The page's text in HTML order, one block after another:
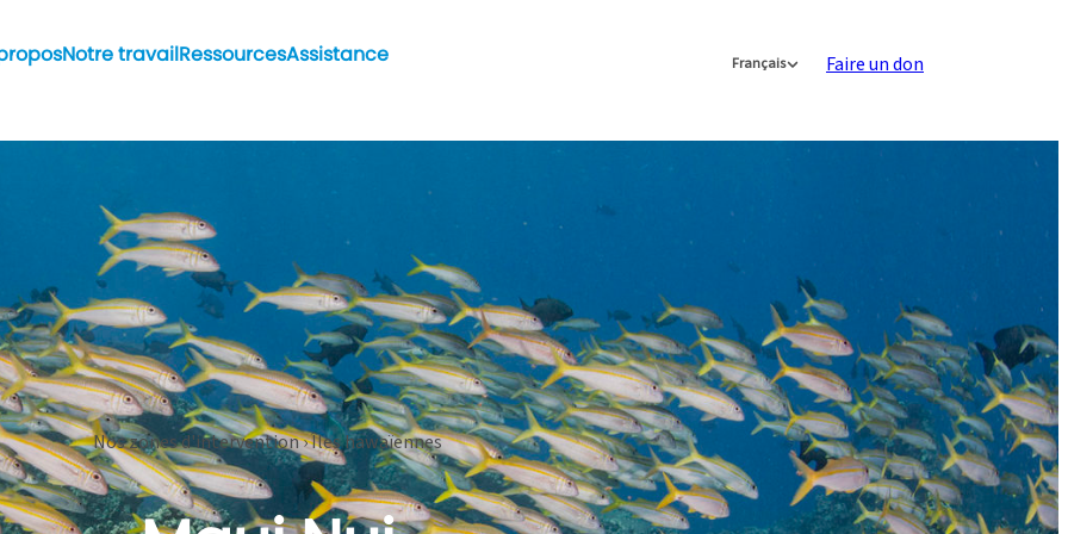
Notre travailRessourcesAssistance Français Faire un don
Nos zones d'intervention › Îles hawaïennes